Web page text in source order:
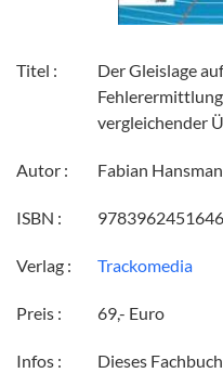
Titel :
Der Gleislage
vergleichender
Autor : Fabian
ISBN : 9783962451646
Verlag : Trackomedia
Preis : 69,- Euro
Infos :
Dieses